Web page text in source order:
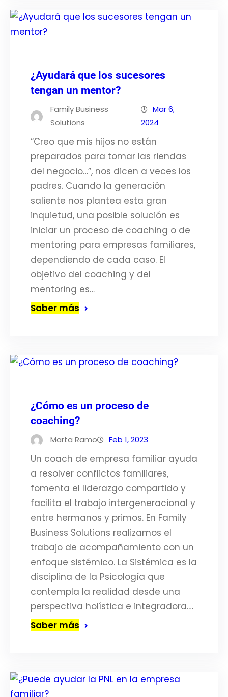
¿Ayudará que los sucesores
tengan un mentor?
Family Business
Solutions
Mar 6,
2024
“Creo que mis hijos no están
preparados para tomar las riendas
del negocio…”, nos dicen a veces los
padres. Cuando la generación
saliente nos plantea esta gran
inquietud, una posible solución es
iniciar un proceso de coaching o de
mentoring para empresas familiares,
dependiendo de cada caso. El
objetivo del coaching y del
mentoring es…
Saber más
¿Cómo es un proceso de
coaching?
Marta Ramo Feb 1, 2023
Un coach de empresa familiar ayuda
a resolver conflictos familiares,
fomenta el liderazgo compartido y
facilita el trabajo intergeneracional y
entre hermanos y primos. En Family
Business Solutions realizamos el
trabajo de acompañamiento con un
enfoque sistémico. La Sistémica es la
disciplina de la Psicología que
contempla la realidad desde una
perspectiva holística e integradora.…
Saber más